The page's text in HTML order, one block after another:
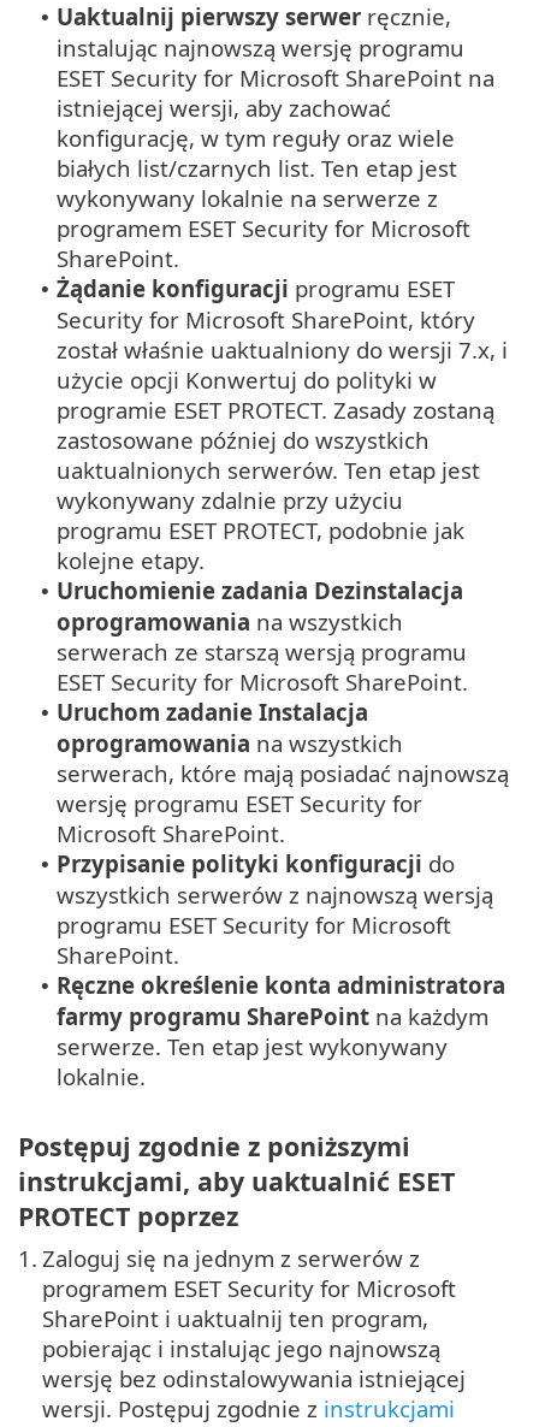
• Uaktualnij pierwszy serwer ręcznie,
instalując najnowszą wersję programu
ESET Security for Microsoft SharePoint na
istniejącej wersji, aby zachować
konfigurację, w tym reguły oraz wiele
białych list/czarnych list. Ten etap jest
wykonywany lokalnie na serwerze z
programem ESET Security for Microsoft
SharePoint.
• Żądanie konfiguracji programu ESET
Security for Microsoft SharePoint, który
został właśnie uaktualniony do wersji 7.x, i
użycie opcji Konwertuj do polityki w
programie ESET PROTECT. Zasady zostaną
zastosowane później do wszystkich
uaktualnionych serwerów. Ten etap jest
wykonywany zdalnie przy użyciu
programu ESET PROTECT, podobnie jak
kolejne etapy.
• Uruchomienie zadania Dezinstalacja
oprogramowania na wszystkich
serwerach ze starszą wersją programu
ESET Security for Microsoft SharePoint.
• Uruchom zadanie Instalacja
oprogramowania na wszystkich
serwerach, które mają posiadać najnowszą
wersję programu ESET Security for
Microsoft SharePoint.
• Przypisanie polityki konfiguracji do
wszystkich serwerów z najnowszą wersją
programu ESET Security for Microsoft
SharePoint.
• Ręczne określenie konta administratora
farmy programu SharePoint na każdym
serwerze. Ten etap jest wykonywany
lokalnie.
Postępuj zgodnie z poniższymi
instrukcjami, aby uaktualnić ESET
PROTECT poprzez
1. Zaloguj się na jednym z serwerów z
programem ESET Security for Microsoft
SharePoint i uaktualnij ten program,
pobierając i instalując jego najnowszą
wersję bez odinstalowywania istniejącej
wersji. Postępuj zgodnie z instrukcjami